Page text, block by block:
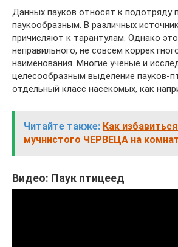
Данных пауков относят к подотряду
паукообразным. В различных
причисляют к тарантулам. Однако
неправильного, не совсем
наименования. Многие ученые и
целесообразным выделение пауков-
отдельный класс насекомых, как
Читайте также: Как
мучнистого ЧЕРВЕЦА на
Видео: Паук птицеед